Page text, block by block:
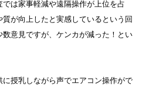
は家事軽減や遠隔操作が上位を占
が向上したと実感しているという回
意見ですが、ケンカが減った！とい
授乳しながら声でエアコン操作がで